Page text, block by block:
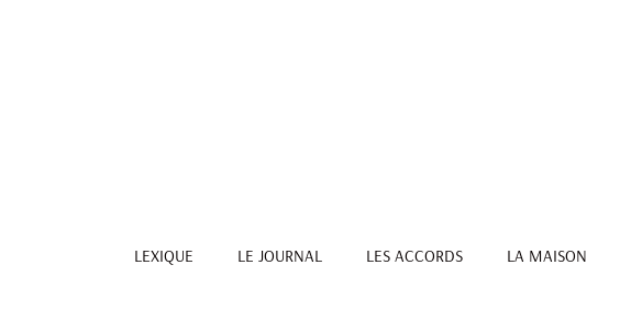
LEXIQUE LE JOURNAL LES ACCORDS LA MAISON